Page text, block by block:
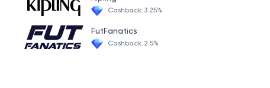
Cashback 3.25%
FutFanatics
Cashback 2.5%